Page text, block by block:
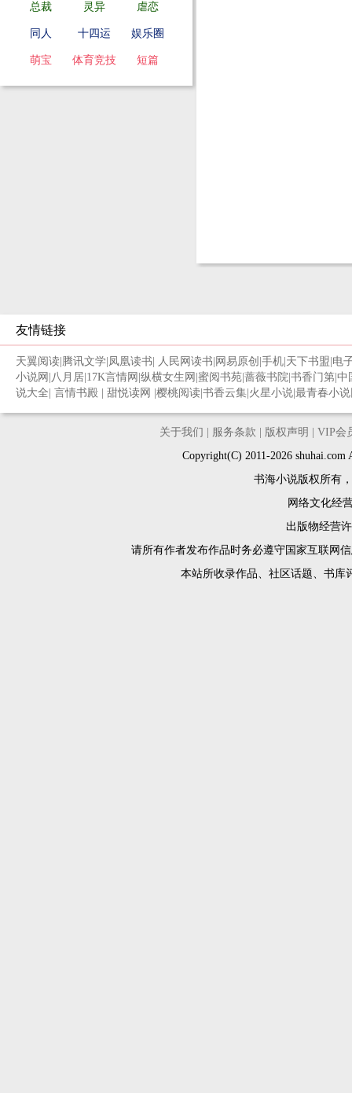
总裁 灵异 虐恋
同人 十四运 娱乐圈
萌宝 体育竞技 短篇
友情链接
天翼阅读 腾讯文学 凤凰读书 人民网读书 网易原创 手机 天下书盟 电
小说网 八月居 17K言情网 纵横女生网 蜜阅书苑 蔷薇书院 书香门第 中
说大全 言情书殿 甜悦读网 樱桃阅读 书香云集 火星小说 最青春小
关于我们 服务条款 版权声明
VIP会
Copyright(C) 2011-2026
书海小说版权所有
网络文化经
出版物经营
请所有作者发布作品时务必遵守国家互联网
本站所收录作品、社区话题、书库